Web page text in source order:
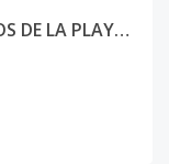
VENTA LOTES DE TERRENO A PASOS DE LA PLAYA EN LAS TERRENAS SAMANA REP DOMINICANA